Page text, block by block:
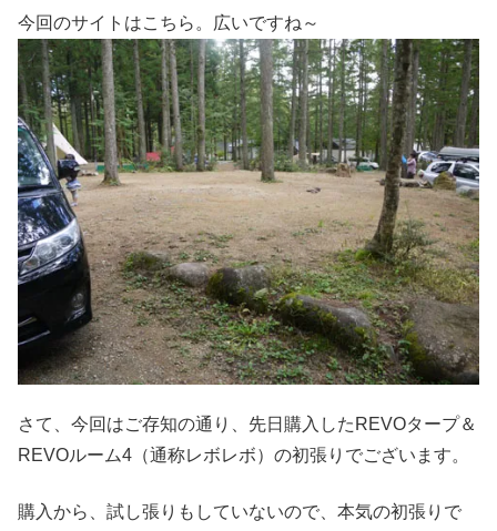
今回のサイトはこちら。広いですね～
さて、今回はご存知の通り、先日購入したREVOタープ＆
REVOルーム4（通称レボレボ）の初張りでございます。
購入から、試し張りもしていないので、本気の初張りで